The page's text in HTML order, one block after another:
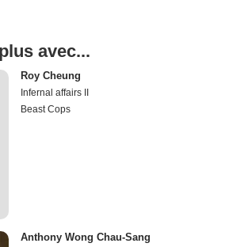
avec...
Roy Cheung
Infernal affairs II
Beast Cops
Anthony Wong Chau-Sang